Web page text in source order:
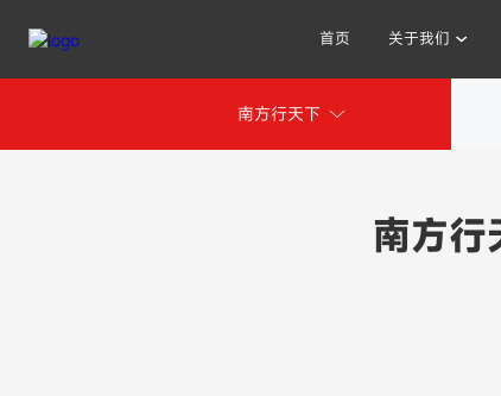
首页 关于我们
其他人也在
南方行天下
南方行